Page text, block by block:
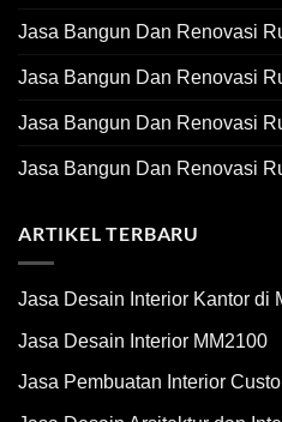
Jasa Bangun Dan Renovasi
Jasa Bangun Dan Renovasi
Jasa Bangun Dan Renovasi
Jasa Bangun Dan Renovasi
ARTIKEL TERBARU
Jasa Desain Interior Kantor di
Jasa Desain Interior MM2100
Jasa Pembuatan Interior